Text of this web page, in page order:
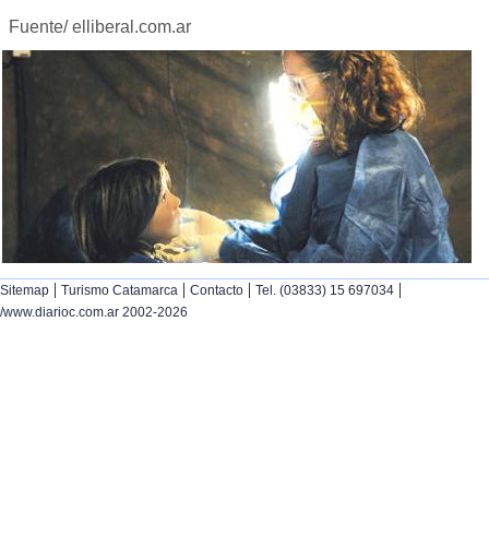
Fuente/ elliberal.com.ar
Sitemap | Turismo Catamarca | Contacto | Tel. (03833) 15 697034 |
/www.diarioc.com.ar 2002-2026